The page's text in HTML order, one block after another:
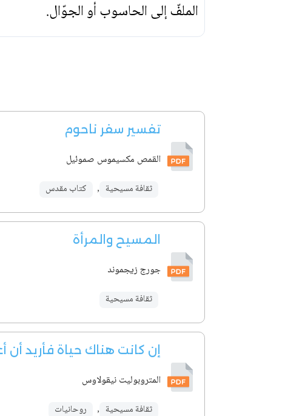
الملفّ إلى الحاسوب أو الجوّال.
تفسير سفر ناحوم
القمص مكسيموس صموئيل
ثقافة مسيحية , كتاب مقدس
المسيح والمرأة
جورج زيجموند
ثقافة مسيحية
إن كانت هناك حياة فأريد
المتروبوليت نيقولاوس
ثقافة مسيحية , روحانيات